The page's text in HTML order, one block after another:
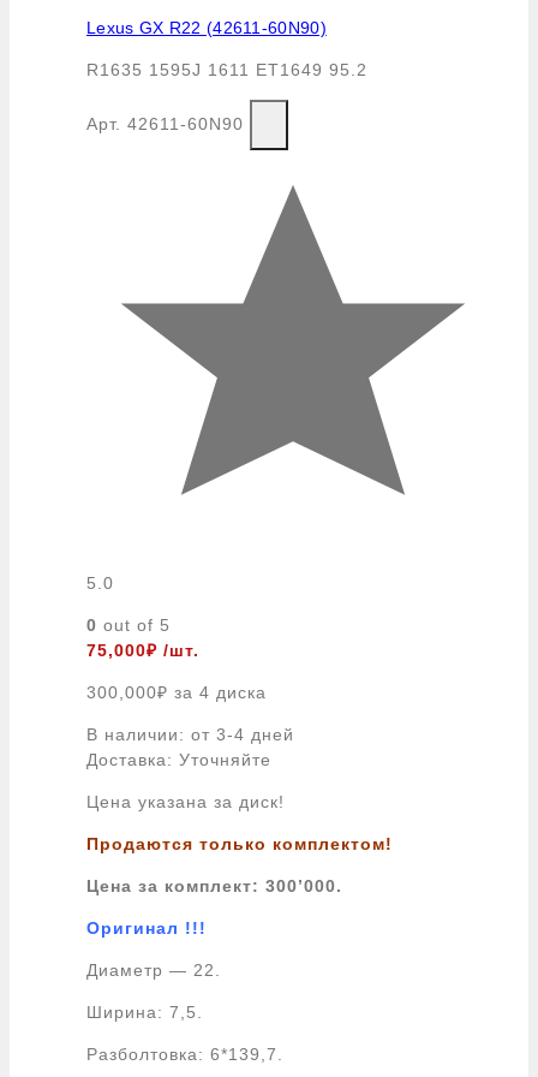
Lexus GX R22 (42611-60N90)
R1635 1595J 1611 ET1649 95.2
Арт. 42611-60N90
5.0
0 out of 5
75,000₽ /шт.
300,000₽ за 4 диска
В наличии: от 3-4 дней
Доставка: Уточняйте
Цена указана за диск!
Продаются только комплектом!
Цена за комплект: 300’000.
Оригинал !!!
Диаметр — 22.
Ширина: 7,5.
Разболтовка: 6*139,7.